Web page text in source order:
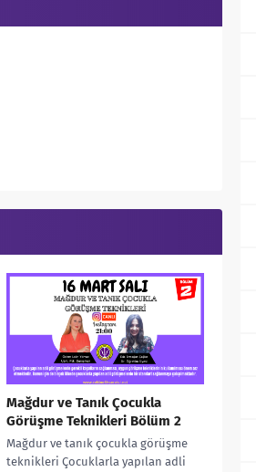
Mağdur ve Tanık Çocukla
Görüşme Teknikleri Bölüm 2
Mağdur ve tanık çocukla görüşme
teknikleri Çocuklarla yapılan adli